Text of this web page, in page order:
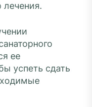
лечения.
ее
успеть сдать